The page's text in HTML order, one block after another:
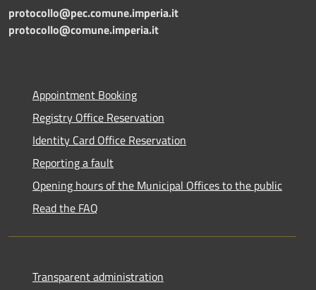
protocollo@pec.comune.imperia.it
protocollo@comune.imperia.it
Appointment Booking
Registry Office Reservation
Identity Card Office Reservation
Reporting a fault
Opening hours of the Municipal Offices to the public
Read the FAQ
Transparent administration